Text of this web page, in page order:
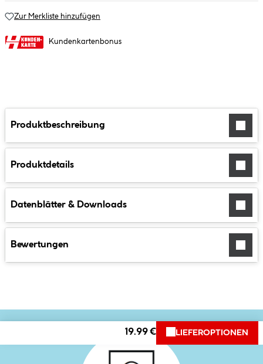
Zur Merkliste hinzufügen
Kundenkartenbonus
Produktbeschreibung
Produktdetails
Datenblätter & Downloads
Bewertungen
19.99 € LIEFEROPTIONEN